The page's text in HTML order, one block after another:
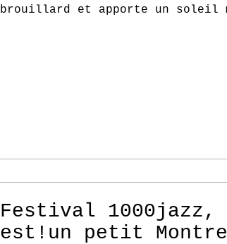
brouillard et apporte un soleil
Festival 1000jazz,
est!un petit